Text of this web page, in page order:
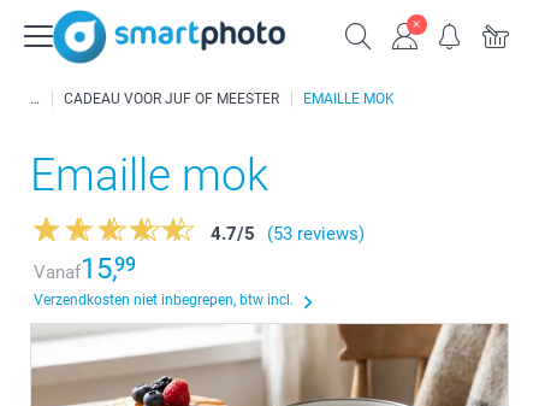
CADEAU VOOR JUF OF MEESTER EMAILLE MOK
Emaille mok
4.7/5
(53 reviews)
Vanaf15,99
Verzendkosten niet inbegrepen, btw incl.